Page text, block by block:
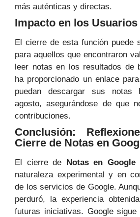
más auténticas y directas.
Impacto en los Usuarios
El cierre de esta función puede
para aquellos que encontraron
leer notas en los resultados de
ha proporcionado un enlace
puedan descargar sus notas
agosto, asegurándose de que
contribuciones.
Conclusión:
Cierre de Notas en
El cierre de Notas en Google
naturaleza experimental y en
de los servicios de Google.
perduró, la experiencia
futuras iniciativas. Google sigue